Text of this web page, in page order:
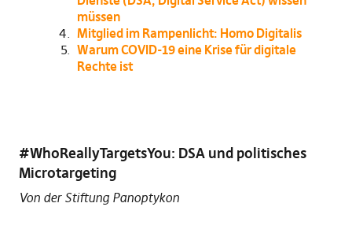
müssen
Mitglied im Rampenlicht: Homo Digitalis
Warum COVID-19 eine Krise für digitale
Rechte ist
#WhoReallyTargetsYou: DSA und politisches
Microtargeting
Von der Stiftung Panoptykon